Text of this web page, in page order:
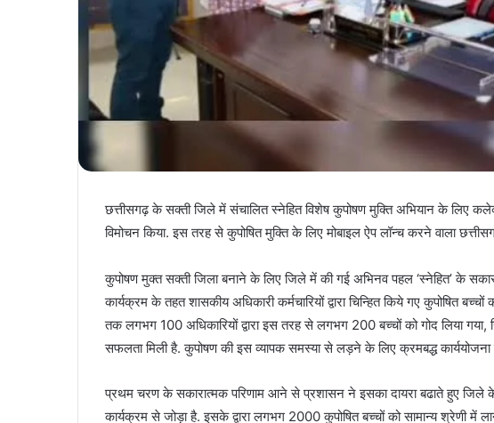
छत्तीसगढ़ के सक्ती जिले में संचालित स्नेहित विशेष कुपोषण मुक्ति अभियान के लिए
विमोचन किया. इस तरह से कुपोषित मुक्ति के लिए मोबाइल ऐप लॉन्‍च करने वाला
कुपोषण मुक्त सक्ती जिला बनाने के लिए जिले में की गई अभिनव पहल ‘स्नेहित’ के
कार्यक्रम के तहत शासकीय अधिकारी कर्मचारियों द्वारा चिन्हित किये गए कुपोषित
तक लगभग 100 अधिकारियों द्वारा इस तरह से लगभग 200 बच्चों को गोद लिया
सफलता मिली है. कुपोषण की इस व्यापक समस्या से लड़ने के लिए क्रमबद्ध कार्ययोजना
प्रथम चरण के सकारात्मक परिणाम आने से प्रशासन ने इसका दायरा बढाते हुए जिले के
कार्यक्रम से जोड़ा है. इसके द्वारा लगभग 2000 कुपोषित बच्चों को सामान्य श्रेणी में